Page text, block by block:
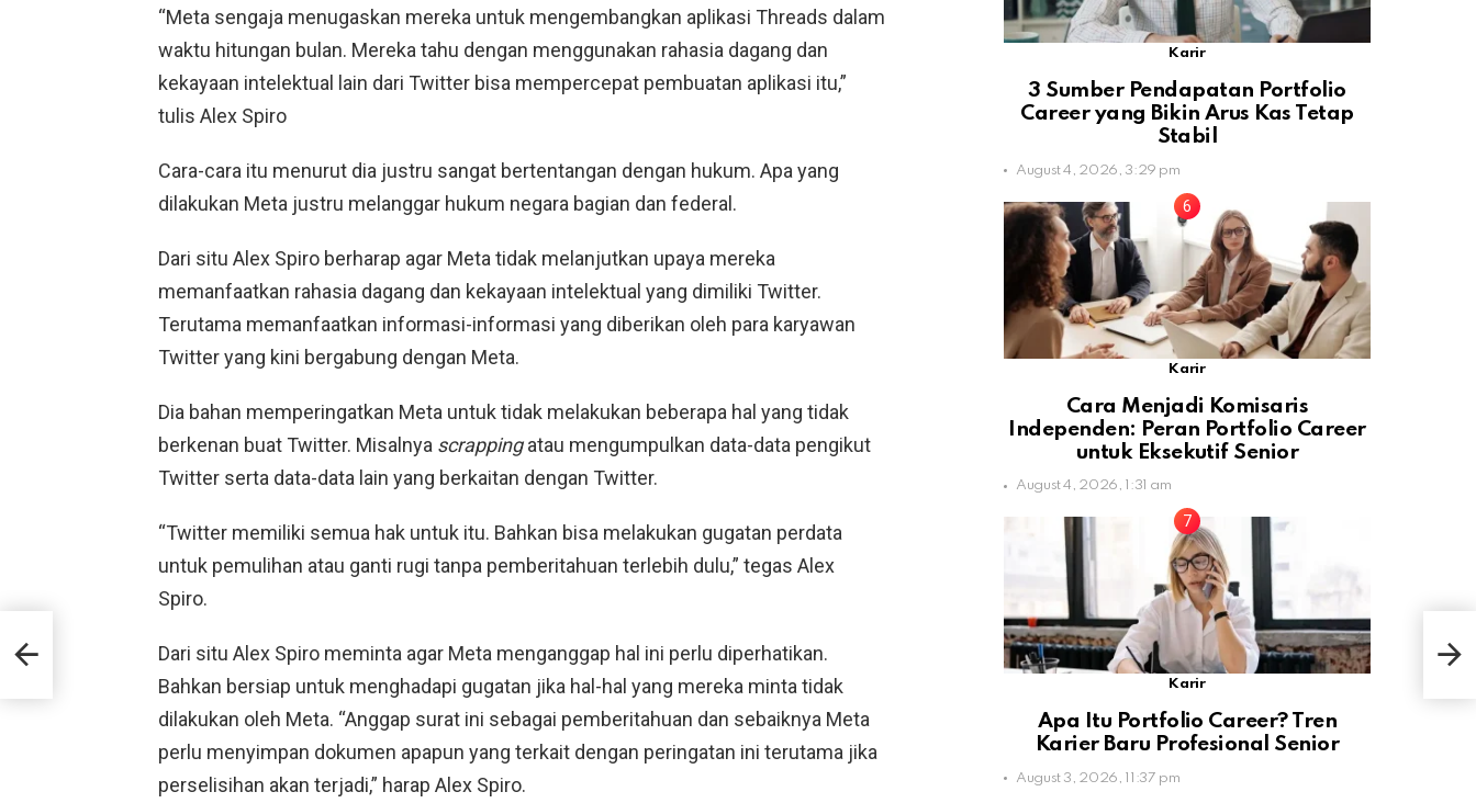
“Meta sengaja menugaskan mereka untuk mengembangkan aplikasi Threads dalam
waktu hitungan bulan. Mereka tahu dengan menggunakan rahasia dagang dan
kekayaan intelektual lain dari Twitter bisa mempercepat pembuatan aplikasi itu,”
tulis Alex Spiro
Cara-cara itu menurut dia justru sangat bertentangan dengan hukum. Apa yang
dilakukan Meta justru melanggar hukum negara bagian dan federal.
Dari situ Alex Spiro berharap agar Meta tidak melanjutkan upaya mereka
memanfaatkan rahasia dagang dan kekayaan intelektual yang dimiliki Twitter.
Terutama memanfaatkan informasi-informasi yang diberikan oleh para karyawan
Twitter yang kini bergabung dengan Meta.
Dia bahan memperingatkan Meta untuk tidak melakukan beberapa hal yang tidak
berkenan buat Twitter. Misalnya scrappingatau mengumpulkan data-data pengikut
Twitter serta data-data lain yang berkaitan dengan Twitter.
“Twitter memiliki semua hak untuk itu. Bahkan bisa melakukan gugatan perdata
untuk pemulihan atau ganti rugi tanpa pemberitahuan terlebih dulu,” tegas Alex
Spiro.
Dari situ Alex Spiro meminta agar Meta menganggap hal ini perlu diperhatikan.
Bahkan bersiap untuk menghadapi gugatan jika hal-hal yang mereka minta tidak
dilakukan oleh Meta. “Anggap surat ini sebagai pemberitahuan dan sebaiknya Meta
perlu menyimpan dokumen apapun yang terkait dengan peringatan ini terutama jika
perselisihan akan terjadi,” harap Alex Spiro.
Karir
3 Sumber Pendapatan Portfolio
Career yang Bikin Arus Kas Tetap
Stabil
August 4, 2026, 3:29 pm
Karir
Cara Menjadi Komisaris
Independen: Peran Portfolio Career
untuk Eksekutif Senior
August 4, 2026, 1:31 am
Karir
Apa Itu Portfolio Career? Tren
Karier Baru Profesional Senior
August 3, 2026, 11:37 pm